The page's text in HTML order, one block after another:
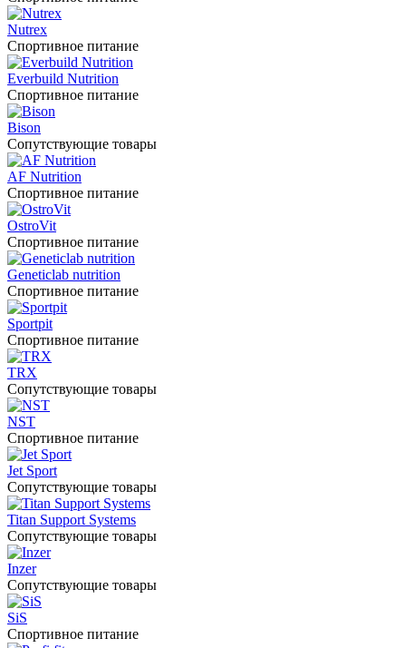
Nutrex
Спортивное питание
Everbuild Nutrition
Спортивное питание
Bison
Сопутствующие товары
AF Nutrition
Спортивное питание
OstroVit
Спортивное питание
Geneticlab nutrition
Спортивное питание
Sportpit
Спортивное питание
TRX
Сопутствующие товары
NST
Спортивное питание
Jet Sport
Сопутствующие товары
Titan Support Systems
Сопутствующие товары
Inzer
Сопутствующие товары
SiS
Спортивное питание